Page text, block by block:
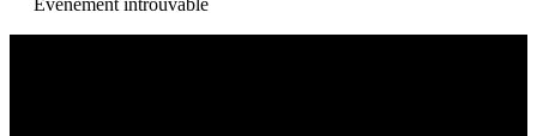
Événement introuvable